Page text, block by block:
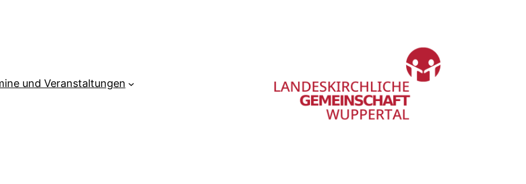
und Veranstaltungen